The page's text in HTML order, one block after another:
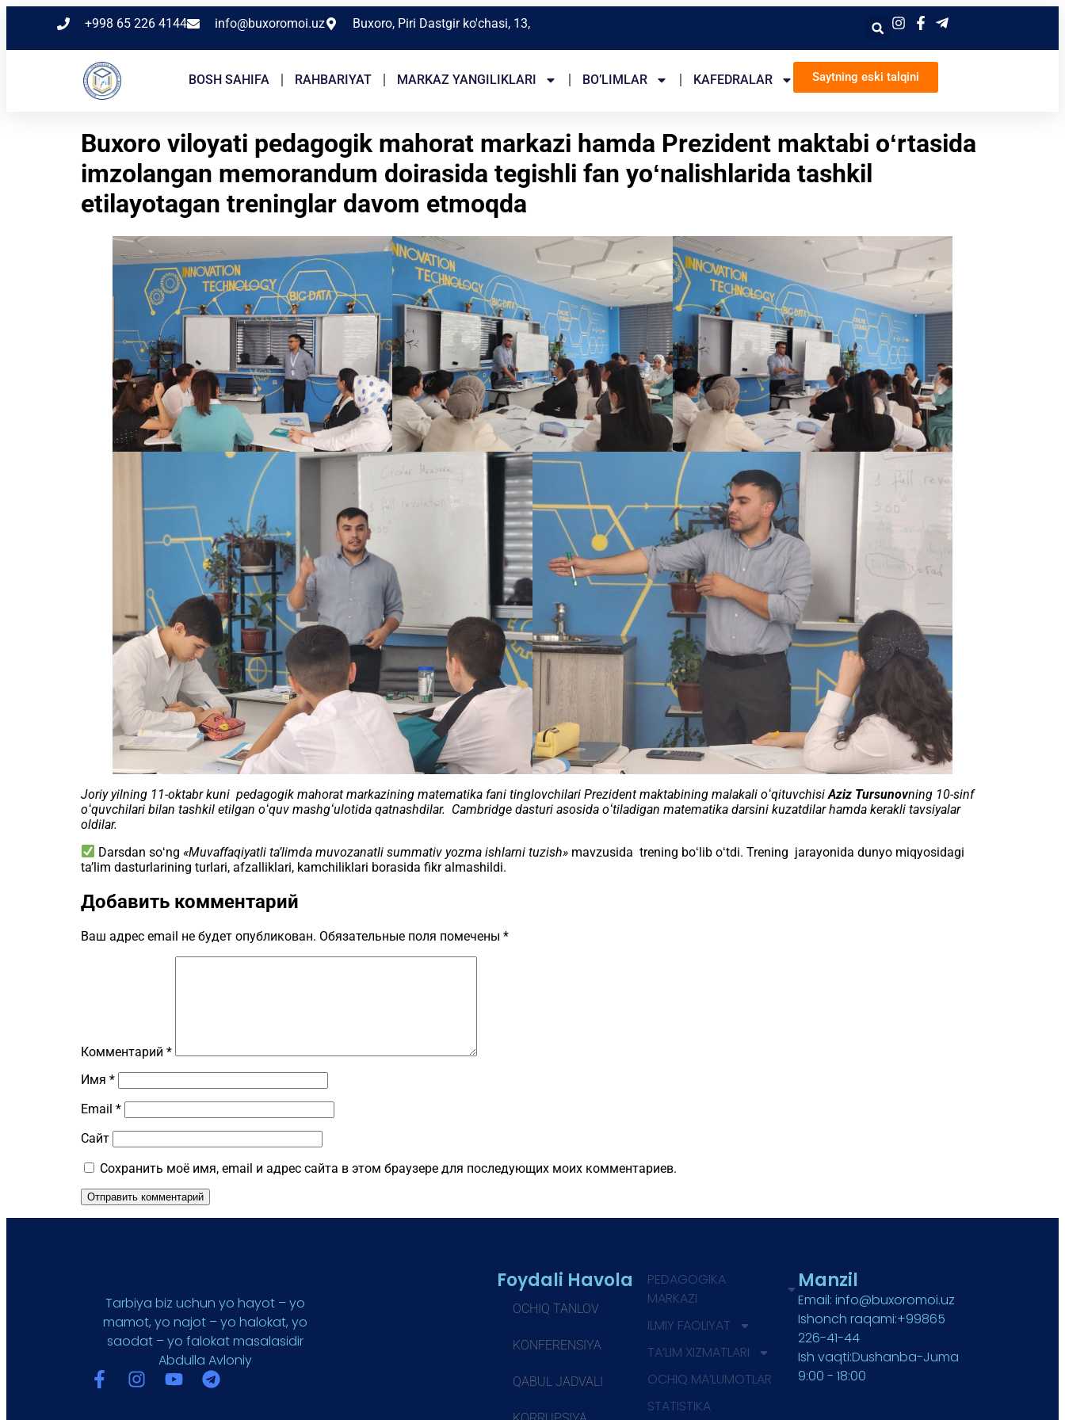
+998 65 226 4144 info@buxoromoi.uz Buxoro, Piri Dastgir ko'chasi, 13,
BOSH SAHIFA RAHBARIYAT MARKAZ YANGILIKLARI BO’LIMLAR KAFEDRALAR Saytning eski talqini
Buxoro viloyati pedagogik mahorat markazi hamda Prezident maktabi oʻrtasida
imzolangan memorandum doirasida tegishli fan yoʻnalishlarida tashkil
etilayotagan treninglar davom etmoqda
Joriy yilning 11-oktabr kuni pedagogik mahorat markazining matematika fani tinglovchilari Prezident maktabining malakali oʻqituvchisi Aziz Tursunovning 10-sinf
oʻquvchilari bilan tashkil etilgan oʻquv mashgʻulotida qatnashdilar. Cambridge dasturi asosida oʻtiladigan matematika darsini kuzatdilar hamda kerakli tavsiyalar
oldilar.
Darsdan soʻng«Muvaffaqiyatli ta’limda muvozanatli summativ yozma ishlarni tuzish» mavzusida trening boʻlib oʻtdi. Trening jarayonida dunyo miqyosidagi
ta’lim dasturlarining turlari, afzalliklari, kamchiliklari borasida fikr almashildi.
Добавить комментарий
Ваш адрес email не будет опубликован. Обязательные поля помечены *
Комментарий *
Имя *
Email *
Сайт
Сохранить моё имя, email и адрес сайта в этом браузере для последующих моих комментариев.
Tarbiya biz uchun yo hayot – yo
mamot, yo najot – yo halokat, yo
saodat – yo falokat masalasidir
Abdulla Avloniy
Foydali Havola
OCHIQ TANLOV
KONFERENSIYA
QABUL JADVALI
PEDAGOGIKA
MARKAZI
ILMIY FAOLIYAT
TA’LIM XIZMATLARI
OCHIQ MA’LUMOTLAR
STATISTIKA
Manzil
Email: info@buxoromoi.uz
Ishonch raqami:+99865
226-41-44
Ish vaqti:Dushanba-Juma
9:00 - 18:00